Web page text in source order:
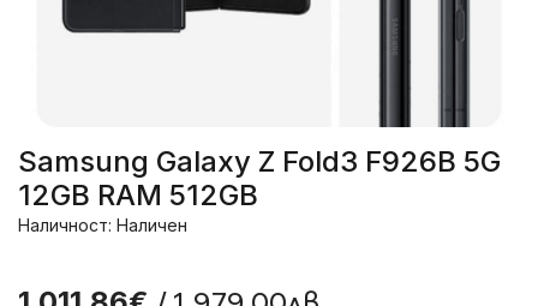
Samsung Galaxy Z Fold3 F926B 5G
12GB RAM 512GB
Наличност: Наличен